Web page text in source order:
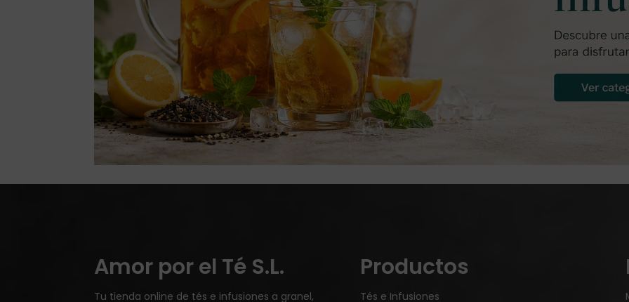
Amor por el Té S.L.
Tu tienda online de tés e infusiones a granel,
Productos
Tés e Infusiones